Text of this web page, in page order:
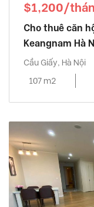
$1,200/
Cho thuê căn
Keangnam Hà
Cầu Giấy, Hà Nội
107 m2